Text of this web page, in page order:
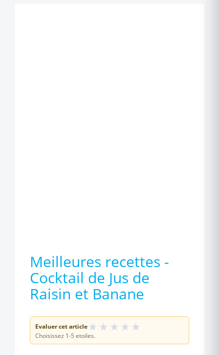
Meilleures recettes -
Cocktail de Jus de
Raisin et Banane
Evaluer cet article★ ★ ★ ★ ★
Choisissez 1-5 etoiles.